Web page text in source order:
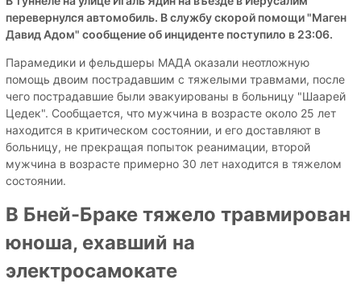
перевернулся автомобиль. В службу скорой помощи "Маген
Давид Адом" сообщение об инциденте поступило в 23:06.
Парамедики и фельдшеры МАДА оказали неотложную
помощь двоим пострадавшим с тяжелыми травмами, после
чего пострадавшие были эвакуированы в больницу "Шаарей
Цедек". Сообщается, что мужчина в возрасте около 25 лет
находится в критическом состоянии, и его доставляют в
больницу, не прекращая попыток реанимации, второй
мужчина в возрасте примерно 30 лет находится в тяжелом
состоянии.
В Бней-Браке тяжело травмирован
юноша, ехавший на
электросамокате